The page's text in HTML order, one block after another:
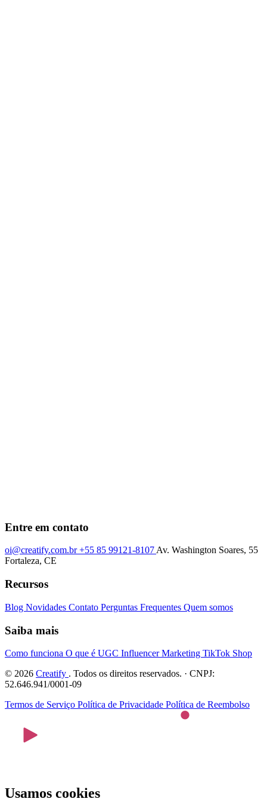
Entre em contato
oi@creatify.com.br+55 85 99121-8107Av. Washington Soares, 55
Fortaleza, CE
Recursos
Blog Novidades Contato Perguntas Frequentes Quem somos
Saiba mais
Como funciona O que é UGC Influencer Marketing TikTok Shop
© 2026 Creatify . Todos os direitos reservados. · CNPJ:
52.646.941/0001-09
Termos de Serviço Política de Privacidade Política de Reembolso
Usamos cookies